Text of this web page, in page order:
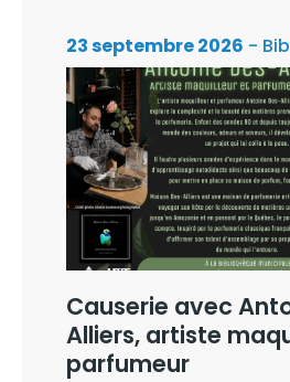
23 septembre 2026 -
Causerie avec
Alliers, artiste
parfumeur